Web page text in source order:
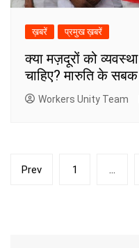
ख़बरें प्रमुख ख़बरें
क्या मज़दूरों को
चाहिए? मारुति के सबक
Workers Unity Team
Posts
Prev 1 …